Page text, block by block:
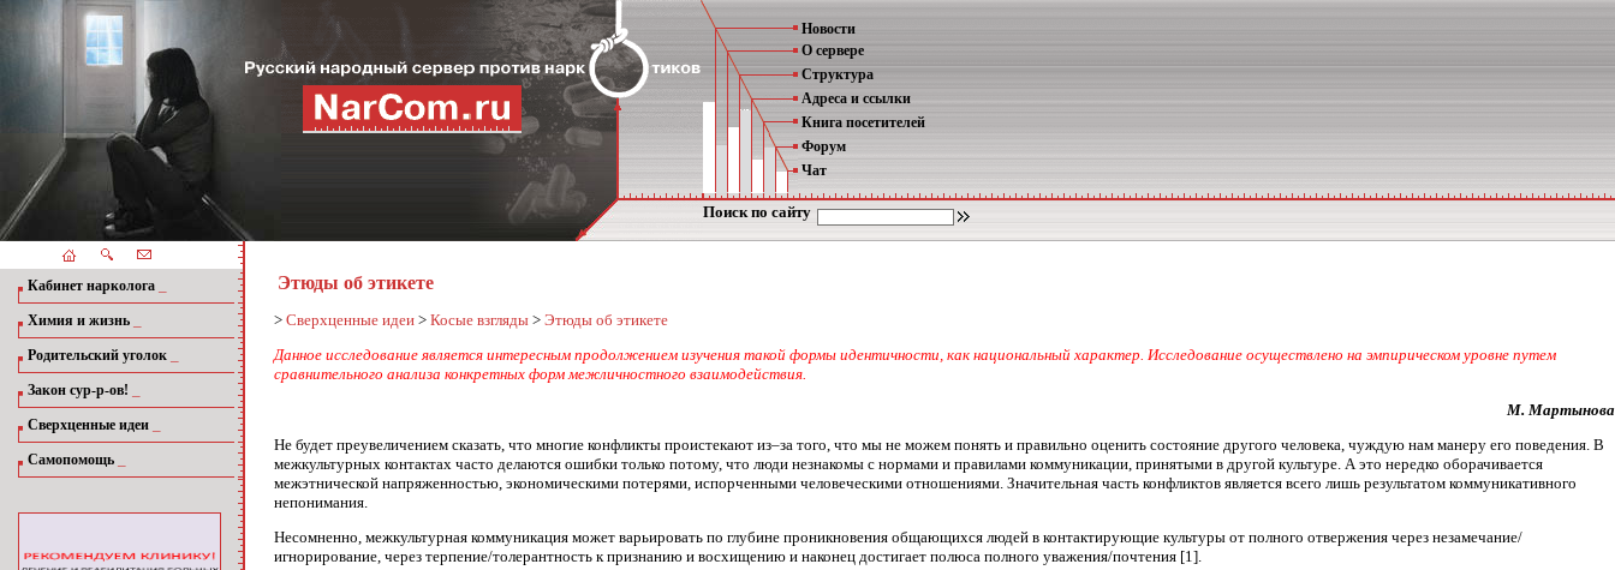
Новости
О сервере
Структура
Адреса и ссылки
Книга посетителей
Форум
Чат
Поиск по сайту
Кабинет нарколога
Химия и жизнь
Родительский уголок
Закон сур-р-ов!
Сверхценные идеи
Самопомощь
Этюды об этикете
> Сверхценные идеи > Косые взгляды > Этюды об этикете
Данное исследование является интересным продолжением изучения такой формы идентичности, как национальный характер. Исследование осуществлено на эмпирическом уровне путем
сравнительного анализа конкретных форм межличностного взаимодействия.
М. Мартынова
Не будет преувеличением сказать, что многие конфликты проистекают из–за того, что мы не можем понять и правильно оценить состояние другого человека, чуждую нам манеру его поведения. В
межкультурных контактах часто делаются ошибки только потому, что люди незнакомы с нормами и правилами коммуникации, принятыми в другой культуре. А это нередко оборачивается
межэтнической напряженностью, экономическими потерями, испорченными человеческими отношениями. Значительная часть конфликтов является всего лишь результатом коммуникативного
непонимания.
Несомненно, межкультурная коммуникация может варьировать по глубине проникновения общающихся людей в контактирующие культуры от полного отвержения через незамечание/
игнорирование, через терпение/толерантность к признанию и восхищению и наконец достигает полюса полного уважения/почтения [1].